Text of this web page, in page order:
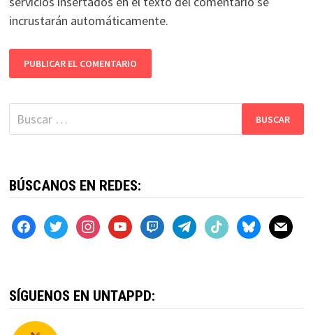
incrustarán automáticamente.
Buscar:
BÚSCANOS EN REDES:
facebooktwitterinstagramyoutubetwitchtelegram
tiktok blueskymail
SÍGUENOS EN UNTAPPD: